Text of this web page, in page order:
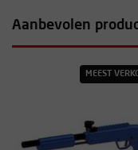
Aanbevolen
MEEST